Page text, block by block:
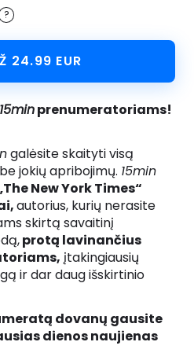
See all shops
24.99 EUR
15minprenumeratoriams!
galėsite skaityti visą
jokių apribojimų. 15min
New York Times“
autorius, kurių nerasite
skirtą savaitinį
protą lavinančius
įtakingiausių
ir dar daug išskirtinio
dovanų gausite
dienos naujienas